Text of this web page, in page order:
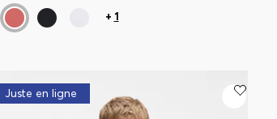
+ 1
Juste en ligne